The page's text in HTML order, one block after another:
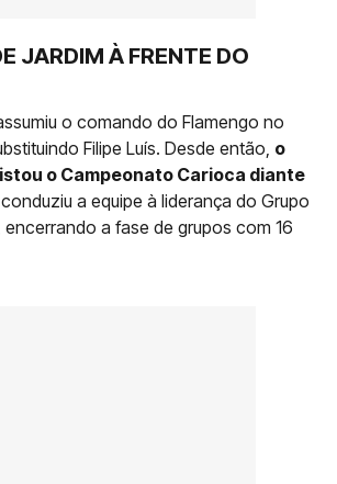
JARDIM À FRENTE DO
o comando do Flamengo no
Filipe Luís. Desde então, o
o Campeonato Carioca diante
a equipe à liderança do Grupo
a fase de grupos com 16